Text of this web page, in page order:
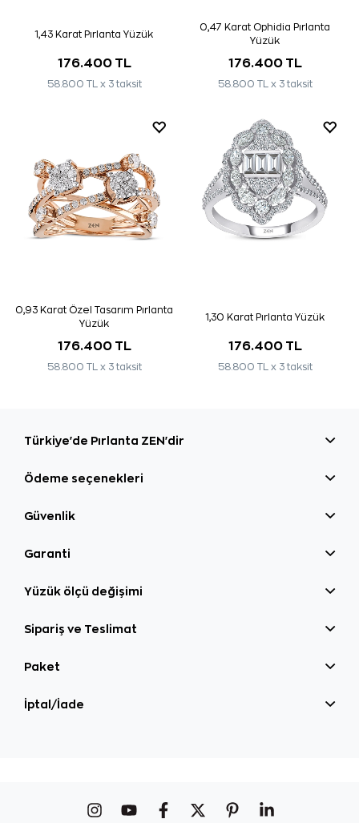
1,43 Karat Pırlanta Yüzük
176.400 TL
58.800 TL x 3 taksit
0,47 Karat Ophidia Pırlanta
Yüzük
176.400 TL
58.800 TL x 3 taksit
0,93 Karat Özel Tasarım Pırlanta
Yüzük
176.400 TL
58.800 TL x 3 taksit
1,30 Karat Pırlanta Yüzük
176.400 TL
58.800 TL x 3 taksit
Türkiye'de Pırlanta ZEN'dir
Ödeme seçenekleri
Güvenlik
Garanti
Yüzük ölçü değişimi
Sipariş ve Teslimat
Paket
İptal/İade